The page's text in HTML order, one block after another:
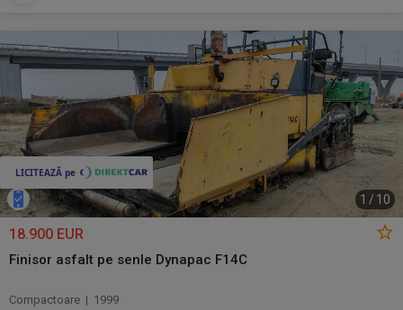
1 / 10
18.900 EUR
Finisor asfalt pe senle Dynapac F14C
Compactoare | 1999